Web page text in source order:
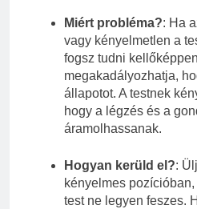
Miért probléma?: Ha
vagy kényelmetlen a
fogsz tudni
megakadályozhatja,
állapotot. A testnek
hogy a légzés és a
áramolhassanak.
Hogyan kerüld el?:
kényelmes
test ne legyen feszes.